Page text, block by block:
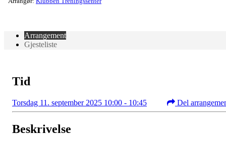
Arrangement
Gjesteliste
Tid
Torsdag 11. september 2025 10:00 - 10:45 Del
Beskrivelse